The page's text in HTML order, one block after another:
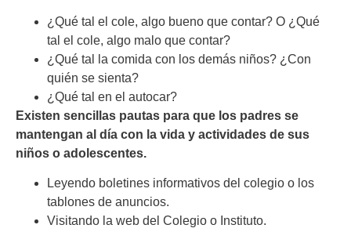
¿Qué tal el cole, algo bueno que contar? O ¿Qué
tal el cole, algo malo que contar?
¿Qué tal la comida con los demás niños? ¿Con
quién se sienta?
¿Qué tal en el autocar?
Existen sencillas pautas para que los padres se
mantengan al día con la vida y actividades de sus
niños o adolescentes.
Leyendo boletines informativos del colegio o los
tablones de anuncios.
Visitando la web del Colegio o Instituto.